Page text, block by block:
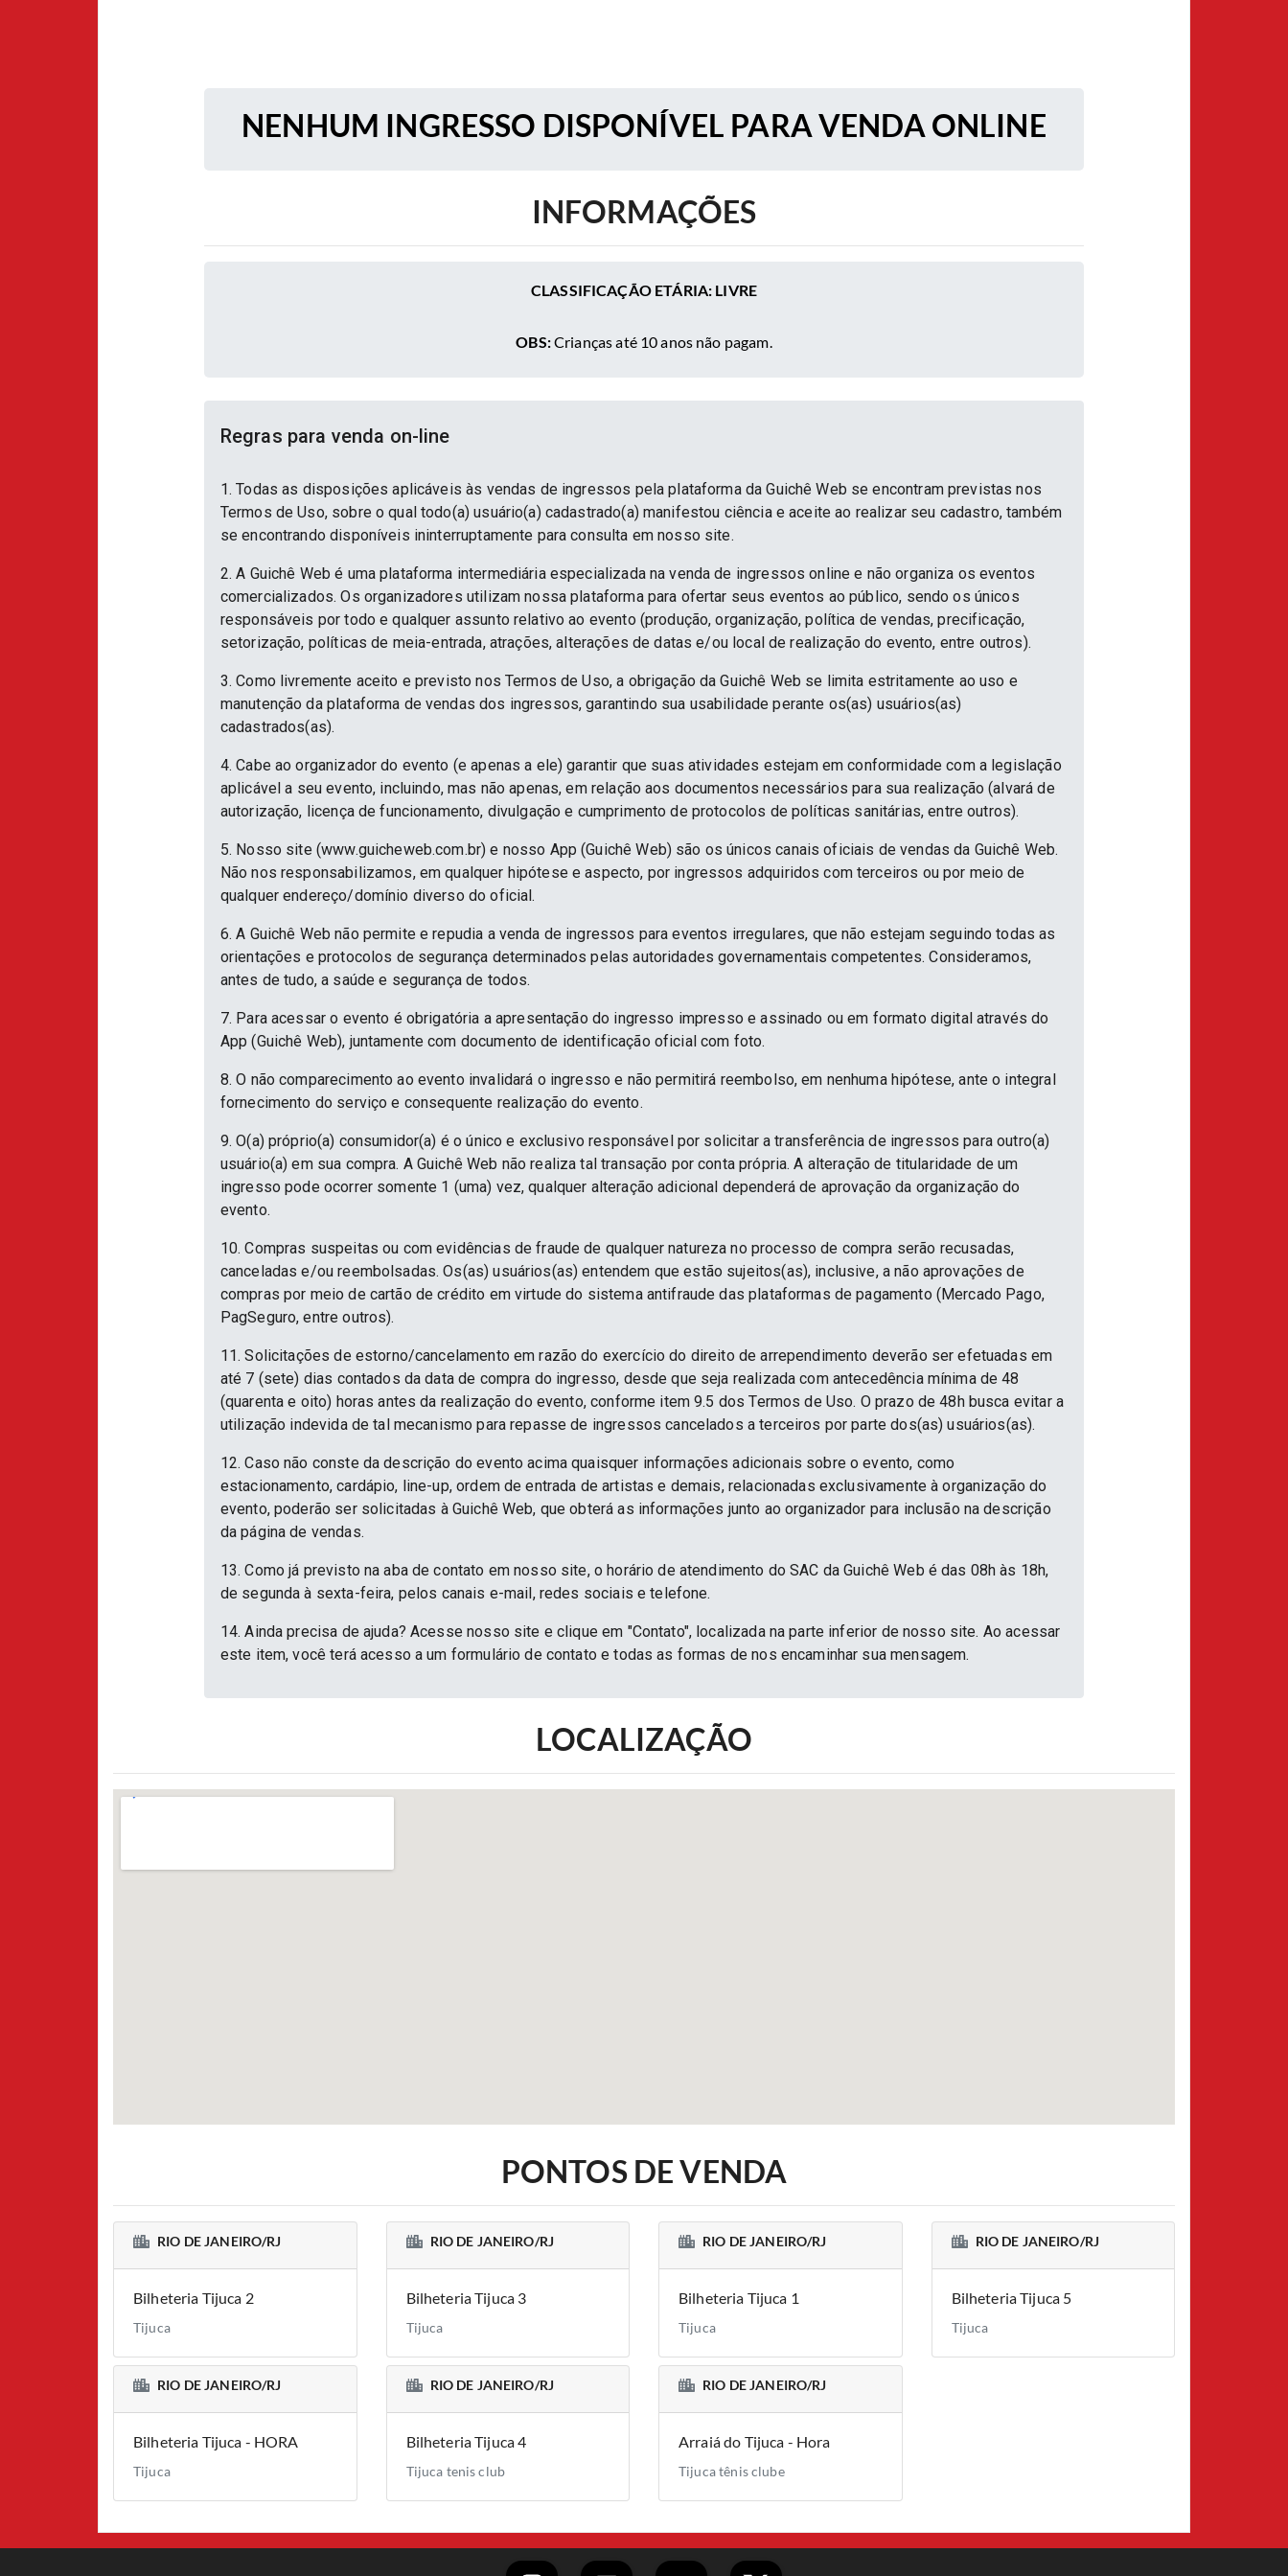
NENHUM INGRESSO DISPONÍVEL PARA VENDA ONLINE
INFORMAÇÕES
CLASSIFICAÇÃO ETÁRIA: LIVRE
OBS:Crianças até 10 anos não pagam.
Regras para venda on-line
1. Todas as disposições aplicáveis às vendas de ingressos pela plataforma da Guichê Web se encontram previstas nos
Termos de Uso, sobre o qual todo(a) usuário(a) cadastrado(a) manifestou ciência e aceite ao realizar seu cadastro, também
se encontrando disponíveis ininterruptamente para consulta em nosso site.
2. A Guichê Web é uma plataforma intermediária especializada na venda de ingressos online e não organiza os eventos
comercializados. Os organizadores utilizam nossa plataforma para ofertar seus eventos ao público, sendo os únicos
responsáveis por todo e qualquer assunto relativo ao evento (produção, organização, política de vendas, precificação,
setorização, políticas de meia-entrada, atrações, alterações de datas e/ou local de realização do evento, entre outros).
3. Como livremente aceito e previsto nos Termos de Uso, a obrigação da Guichê Web se limita estritamente ao uso e
manutenção da plataforma de vendas dos ingressos, garantindo sua usabilidade perante os(as) usuários(as)
cadastrados(as).
4. Cabe ao organizador do evento (e apenas a ele) garantir que suas atividades estejam em conformidade com a legislação
aplicável a seu evento, incluindo, mas não apenas, em relação aos documentos necessários para sua realização (alvará de
autorização, licença de funcionamento, divulgação e cumprimento de protocolos de políticas sanitárias, entre outros).
5. Nosso site (www.guicheweb.com.br) e nosso App (Guichê Web) são os únicos canais oficiais de vendas da Guichê Web.
Não nos responsabilizamos, em qualquer hipótese e aspecto, por ingressos adquiridos com terceiros ou por meio de
qualquer endereço/domínio diverso do oficial.
6. A Guichê Web não permite e repudia a venda de ingressos para eventos irregulares, que não estejam seguindo todas as
orientações e protocolos de segurança determinados pelas autoridades governamentais competentes. Consideramos,
antes de tudo, a saúde e segurança de todos.
7. Para acessar o evento é obrigatória a apresentação do ingresso impresso e assinado ou em formato digital através do
App (Guichê Web), juntamente com documento de identificação oficial com foto.
8. O não comparecimento ao evento invalidará o ingresso e não permitirá reembolso, em nenhuma hipótese, ante o integral
fornecimento do serviço e consequente realização do evento.
9. O(a) próprio(a) consumidor(a) é o único e exclusivo responsável por solicitar a transferência de ingressos para outro(a)
usuário(a) em sua compra. A Guichê Web não realiza tal transação por conta própria. A alteração de titularidade de um
ingresso pode ocorrer somente 1 (uma) vez, qualquer alteração adicional dependerá de aprovação da organização do
evento.
10. Compras suspeitas ou com evidências de fraude de qualquer natureza no processo de compra serão recusadas,
canceladas e/ou reembolsadas. Os(as) usuários(as) entendem que estão sujeitos(as), inclusive, a não aprovações de
compras por meio de cartão de crédito em virtude do sistema antifraude das plataformas de pagamento (Mercado Pago,
PagSeguro, entre outros).
11. Solicitações de estorno/cancelamento em razão do exercício do direito de arrependimento deverão ser efetuadas em
até 7 (sete) dias contados da data de compra do ingresso, desde que seja realizada com antecedência mínima de 48
(quarenta e oito) horas antes da realização do evento, conforme item 9.5 dos Termos de Uso. O prazo de 48h busca evitar a
utilização indevida de tal mecanismo para repasse de ingressos cancelados a terceiros por parte dos(as) usuários(as).
12. Caso não conste da descrição do evento acima quaisquer informações adicionais sobre o evento, como
estacionamento, cardápio, line-up, ordem de entrada de artistas e demais, relacionadas exclusivamente à organização do
evento, poderão ser solicitadas à Guichê Web, que obterá as informações junto ao organizador para inclusão na descrição
da página de vendas.
13. Como já previsto na aba de contato em nosso site, o horário de atendimento do SAC da Guichê Web é das 08h às 18h,
de segunda à sexta-feira, pelos canais e-mail, redes sociais e telefone.
14. Ainda precisa de ajuda? Acesse nosso site e clique em "Contato", localizada na parte inferior de nosso site. Ao acessar
este item, você terá acesso a um formulário de contato e todas as formas de nos encaminhar sua mensagem.
LOCALIZAÇÃO
PONTOS DE VENDA
RIO DE JANEIRO/RJ
Bilheteria Tijuca 2
Tijuca
RIO DE JANEIRO/RJ
Bilheteria Tijuca 3
Tijuca
RIO DE JANEIRO/RJ
Bilheteria Tijuca 1
Tijuca
RIO DE JANEIRO/RJ
Bilheteria Tijuca 5
Tijuca
RIO DE JANEIRO/RJ
Bilheteria Tijuca - HORA
Tijuca
RIO DE JANEIRO/RJ
Bilheteria Tijuca 4
Tijuca tenis club
RIO DE JANEIRO/RJ
Arraiá do Tijuca - Hora
Tijuca tênis clube